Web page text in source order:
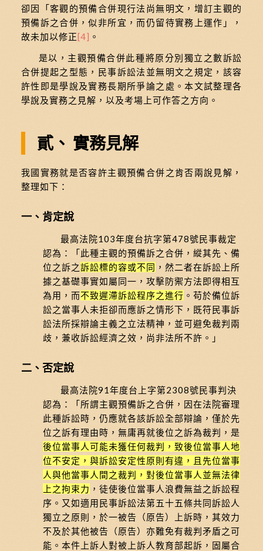
卻因「客觀的預備合併現行法尚無明文，增訂主觀的
預備訴之合併，似非所宜，而仍留待實務上運作」，
故未加以修正[4] 。
是以，主觀預備合併此種將原分別獨立之數訴訟
合併提起之型態，民事訴訟法並無明文之規定，該容
許性即是學說及實務長期所爭論之處。本文試整理各
學說及實務之見解，以及考場上可作答之方向。
貳、 實務見解
我國實務就是否容許主觀預備合併之肯否兩說見解，
整理如下：
一、肯定說
最高法院103年度台抗字第478號民事裁定
認為：「此種主觀的預備訴之合併，縱其先、備
位之訴之訴訟標的容或不同 ，然二者在訴訟上所
據之基礎事實如屬同一，攻擊防禦方法即得相互
為用，而不致遲滯訴訟程序之進行 。苟於備位訴
訟之當事人未拒卻而應訴之情形下，既符民事訴
訟法所採辯論主義之立法精神，並可避免裁判兩
歧，兼收訴訟經濟之效，尚非法所不許。」
二、否定說
最高法院91年度台上字第2308號民事判決
認為：「所謂主觀預備訴之合併，因在法院審理
此種訴訟時，仍應就各該訴訟全部辯論，僅於先
位之訴有理由時，無庸再就後位之訴為裁判，是
後位當事人可能未獲任何裁判，致後位當事人地
位不安定，與訴訟安定性原則有違，且先位當事
人與他當事人間之裁判，對後位當事人並無法律
上之拘束力 ，徒使後位當事人浪費無益之訴訟程
序。又如適用民事訴訟法第五十五條共同訴訟人
獨立之原則，於一被告（原告）上訴時，其效力
不及於其他被告（原告）亦難免有裁判矛盾之可
能。本件上訴人對被上訴人教育部起訴，固屬合